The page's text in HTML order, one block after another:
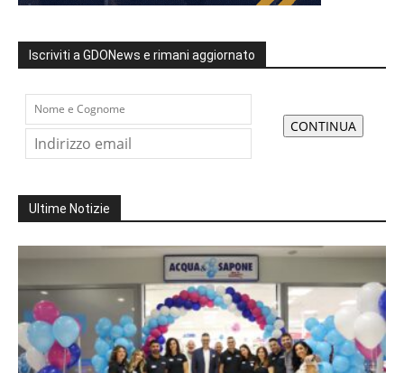
Iscriviti a GDONews e rimani aggiornato
Ultime Notizie